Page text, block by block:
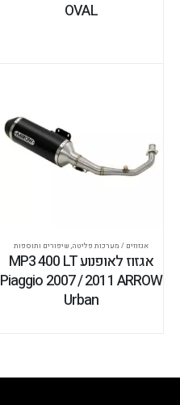
OVAL
אגזוזים / מערכות פליטה, שיפורים ותוספות
אגזוז לאופנוע MP3 400 LT
Piaggio 2007 / 2011 ARROW
Urban